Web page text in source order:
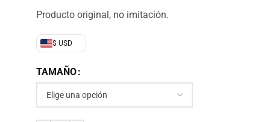
Producto original, no imitación.
$ USD
TAMAÑO